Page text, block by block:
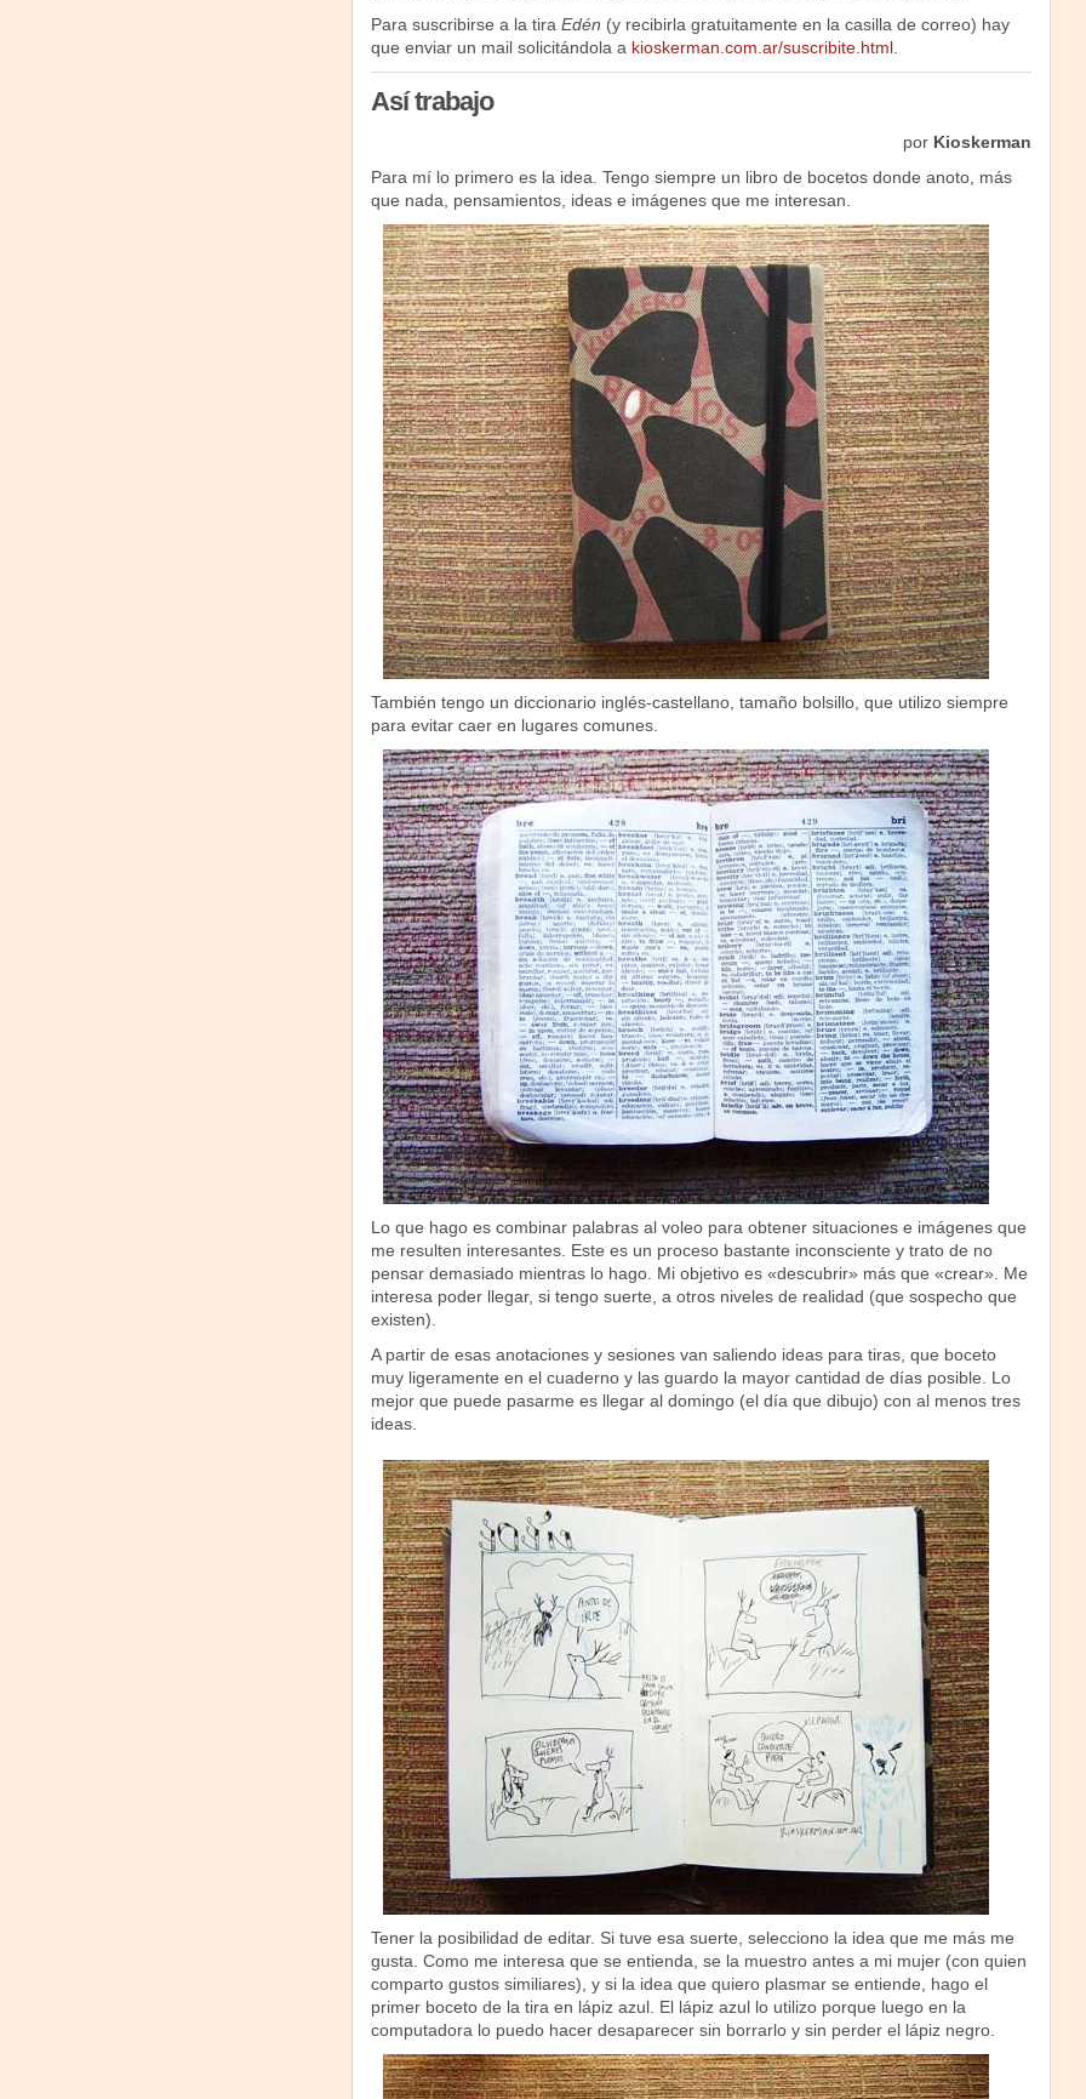
Para suscribirse a la tira Edén (y recibirla gratuitamente en la casilla de correo) hay
que enviar un mail solicitándola a kioskerman.com.ar/suscribite.html.
Así trabajo
por Kioskerman
Para mí lo primero es la idea. Tengo siempre un libro de bocetos donde anoto, más
que nada, pensamientos, ideas e imágenes que me interesan.
También tengo un diccionario inglés-castellano, tamaño bolsillo, que utilizo siempre
para evitar caer en lugares comunes.
Lo que hago es combinar palabras al voleo para obtener situaciones e imágenes que
me resulten interesantes. Este es un proceso bastante inconsciente y trato de no
pensar demasiado mientras lo hago. Mi objetivo es «descubrir» más que «crear». Me
interesa poder llegar, si tengo suerte, a otros niveles de realidad (que sospecho que
existen).
A partir de esas anotaciones y sesiones van saliendo ideas para tiras, que boceto
muy ligeramente en el cuaderno y las guardo la mayor cantidad de días posible. Lo
mejor que puede pasarme es llegar al domingo (el día que dibujo) con al menos tres
ideas.
Tener la posibilidad de editar. Si tuve esa suerte, selecciono la idea que me más me
gusta. Como me interesa que se entienda, se la muestro antes a mi mujer (con quien
comparto gustos similiares), y si la idea que quiero plasmar se entiende, hago el
primer boceto de la tira en lápiz azul. El lápiz azul lo utilizo porque luego en la
computadora lo puedo hacer desaparecer sin borrarlo y sin perder el lápiz negro.